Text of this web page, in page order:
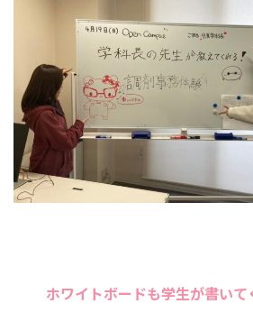
ホワイトボードも学生が書いて